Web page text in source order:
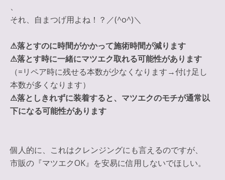
、
それ、自まつげ用よね！？／(^o^)＼
⚠︎落とすのに時間がかかって施術時間が減ります
⚠︎落とす時に一緒にマツエク取れる可能性があります
（=リペア時に残せる本数が少なくなります→付け足し
本数が多くなります）
⚠︎落としきれずに装着すると、マツエクのモチが通常以
下になる可能性があります
個人的に、これはクレンジングにも言えるのですが、
市販の 『マツエクOK』を安易に信用しないでほしい。